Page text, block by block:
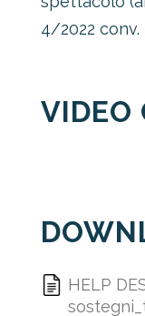
4/2022 conv.
VIDEO
HELP